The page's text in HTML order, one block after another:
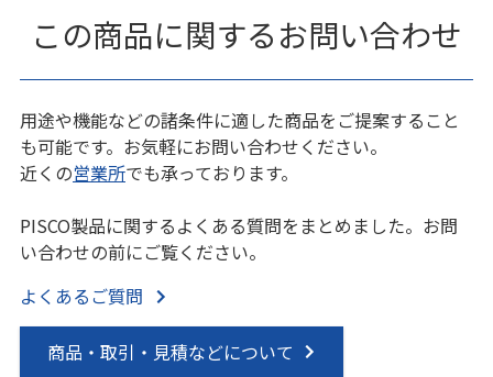
この商品に関するお問い合わせ
用途や機能などの諸条件に適した商品をご提案すること
も可能です。お気軽にお問い合わせください。
近くの営業所でも承っております。
PISCO製品に関するよくある質問をまとめました。お問
い合わせの前にご覧ください。
よくあるご質問
商品・取引・見積などについて